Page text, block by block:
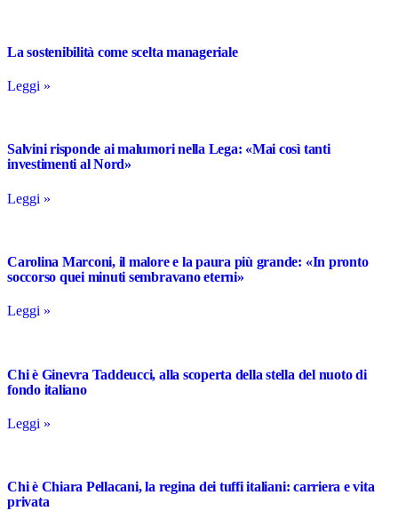
La sostenibilità come scelta manageriale
Leggi »
Salvini risponde ai malumori nella Lega: «Mai così tanti
investimenti al Nord»
Leggi »
Carolina Marconi, il malore e la paura più grande: «In pronto
soccorso quei minuti sembravano eterni»
Leggi »
Chi è Ginevra Taddeucci, alla scoperta della stella del nuoto di
fondo italiano
Leggi »
Chi è Chiara Pellacani, la regina dei tuffi italiani: carriera e vita
privata